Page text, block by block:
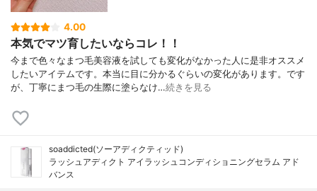
4.00
本気でマツ育したいならコレ！！
今まで色々なまつ毛美容液を試しても変化がなかった人に是非オススメ
したいアイテムです。本当に目に分かるぐらいの変化があります。です
が、丁寧にまつ毛の生際に塗らなけ…続きを見る
soaddicted(ソーアディクティッド)
ラッシュアディクト アイラッシュコンディショニングセラム アド
バンス